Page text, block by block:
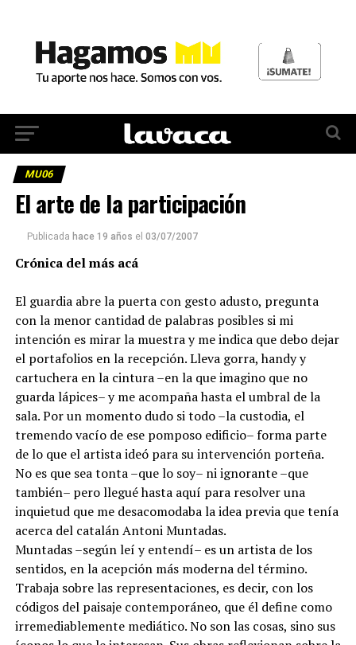
MU06
El arte de la participación
Publicada hace 19 años el 03/07/2007
Crónica del más acá
El guardia abre la puerta con gesto adusto, pregunta
con la menor cantidad de palabras posibles si mi
intención es mirar la muestra y me indica que debo dejar
el portafolios en la recepción. Lleva gorra, handy y
cartuchera en la cintura –en la que imagino que no
guarda lápices– y me acompaña hasta el umbral de la
sala. Por un momento dudo si todo –la custodia, el
tremendo vacío de ese pomposo edificio– forma parte
de lo que el artista ideó para su intervención porteña.
No es que sea tonta –que lo soy– ni ignorante –que
también– pero llegué hasta aquí para resolver una
inquietud que me desacomodaba la idea previa que tenía
acerca del catalán Antoni Muntadas.
Muntadas –según leí y entendí– es un artista de los
sentidos, en la acepción más moderna del término.
Trabaja sobre las representaciones, es decir, con los
códigos del paisaje contemporáneo, que él define como
irremediablemente mediático. No son las cosas, sino sus